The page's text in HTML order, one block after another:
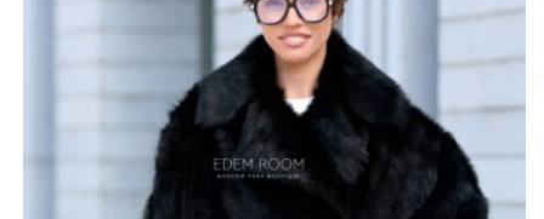
насыщенный чёрный и благородный кэмел
(дополнительные оттенки возможны по запросу).
Особенность дублёнки — её двухсторонний формат.
Это значит, что одно изделие может выглядеть
абсолютно по-новому, в зависимости от того, какой
стороной вы решите носить его сегодня. Такой подход
делает дублёнку ещё более практичной и